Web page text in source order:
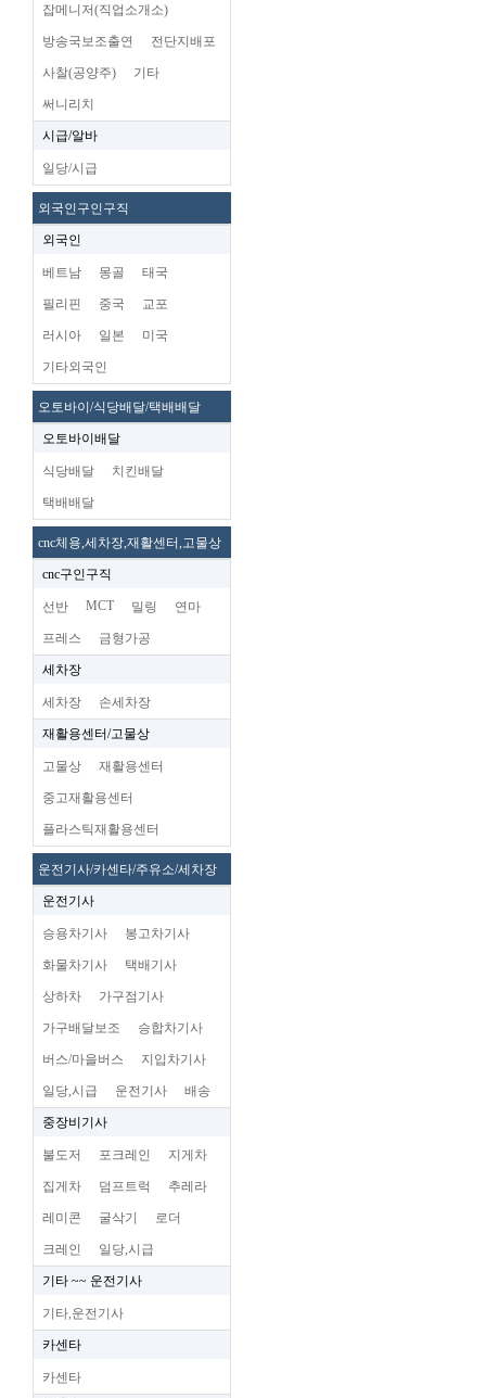
잡메니저(직업소개소)
방송국보조출연 전단지배포
사찰(공양주) 기타
써니리치
시급/알바
일당/시급
외국인구인구직
외국인
베트남 몽골 태국
필리핀 중국 교포
러시아 일본 미국
기타외국인
오토바이/식당배달/택배배달
오토바이배달
식당배달 치킨배달
택배배달
cnc체용,세차장,재활센터,고물상
cnc구인구직
선반 MCT 밀링 연마
프레스 금형가공
세차장
세차장 손세차장
재활용센터/고물상
고물상 재활용센터
중고재활용센터
플라스틱재활용센터
운전기사/카센타/주유소/세차장
운전기사
승용차기사 봉고차기사
화물차기사 택배기사
상하차 가구점기사
가구배달보조 승합차기사
버스/마을버스 지입차기사
일당,시급 운전기사 배송
중장비기사
불도저 포크레인 지게차
집게차 덤프트럭 추레라
레미콘 굴삭기 로더
크레인 일당,시급
기타 ~~ 운전기사
기타,운전기사
카센타
카센타